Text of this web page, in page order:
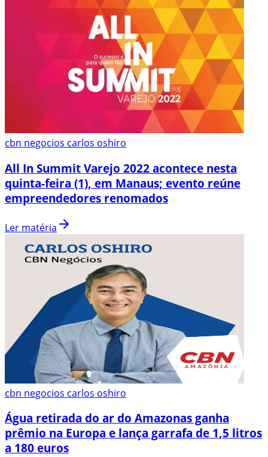
cbn negocios carlos oshiro
All In Summit Varejo 2022 acontece nesta
quinta-feira (1), em Manaus; evento reúne
empreendedores renomados
Ler matéria
cbn negocios carlos oshiro
Água retirada do ar do Amazonas ganha
prêmio na Europa e lança garrafa de 1,5 litros
a 180 euros